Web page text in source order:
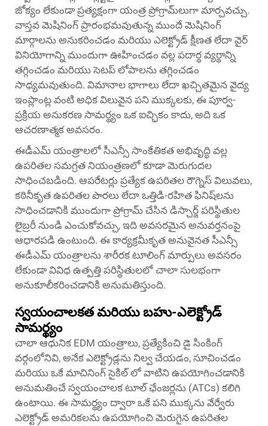
జోక్యం లేకుండా ప్రత్యక్షంగా యంత్ర ప్రోగ్రామ్‌లుగా మార్చవచ్చు.
వాస్తవ మెషినింగ్ ప్రారంభమవుతున్న ముందే మెషినింగ్
మార్గాలను అనుకరించడం మరియు ఎలెక్ట్రోడ్ క్షీణత లేదా వైర్
వినియోగాన్ని ముందుగా ఊహించడం వల్ల పదార్థ వ్యర్థాన్ని
తగ్గించడం మరియు సెటప్ లోపాలను తగ్గించడం
సాధ్యమవుతుంది. విమానాల భాగాలు లేదా ఖచ్చితమైన వైద్య
ఇంప్లాంట్ల వంటి అధిక విలువైన పని ముక్కలకు, ఈ పూర్వ-
ప్రక్రియ అనుకరణ సామర్థ్యం ఒక ఐచ్ఛికం కాదు, అది ఒక
ఆచరణాత్మక అవసరం.
ఈడీఎమ్ యంత్రాలలో సీఎన్సీ సాంకేతికత అభివృద్ధి వల్ల
ఉపరితల సమగ్రత నియంత్రణలో కూడా మెరుగుదల
సాధించబడింది. ఆపరేటర్లు ప్రత్యేక ఉపరితల రౌగ్నెస్ విలువలు,
కఠినీకృత ఉపరితల పొరలు లేదా ఒత్తిడి-రహిత ఫినిష్‌లను
సాధించడానికి ముందుగా ప్రోగ్రామ్ చేసిన డిస్చార్జ్ పరిస్థితుల
లైబ్రరీ నుండి ఎంచుకోవచ్చు, ఇది అవసరమైన అనువర్తనంపై
ఆధారపడి ఉంటుంది. ఈ కార్యక్రమీకృత అనువైనత సీఎన్సీ
ఈడీఎమ్ యంత్రాలను శారీరక టూలింగ్ మార్పులు అవసరం
లేకుండా వివిధ ఉత్పత్తి పరిస్థితులలో చాలా సులభంగా
అనుకూలీకరించడానికి అనుమతిస్తుంది.
స్వయంచాలకత మరియు బహు-ఎలెక్ట్రోడ్
సామర్థ్యం
చాలా ఆధునిక EDM యంత్రాలు, ప్రత్యేకించి డై సింకింగ్
వర్గంలోనివి, అనేక ఎలెక్ట్రోడ్లను నిల్వ చేయడం, సూచించడం
మరియు ఒకే మాచినింగ్ సైకిల్ లో వాటిని ఉపయోగించడానికి
అనుమతించే స్వయంచాలక టూల్ ఛేంజర్లను (ATCs) కలిగి
ఉంటాయి. ఈ సామర్థ్యం ద్వారా ఒకే పని ముక్కను వేర్వేరు
ఎలెక్ట్రోడ్ అమరికలను ఉపయోగించి మెరుగైన ఉపరితల